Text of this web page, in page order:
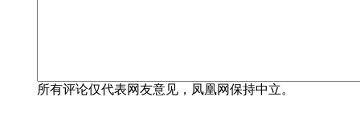
所有评论仅代表网友意见，凤凰网保持中立。